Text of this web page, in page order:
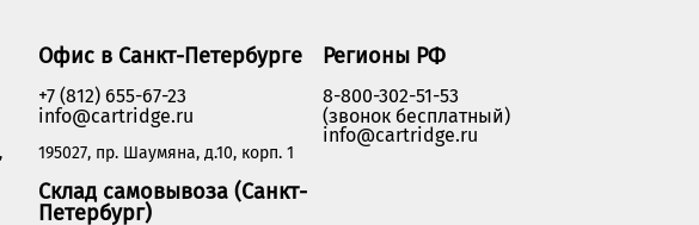
Офис в Санкт-Петербурге
+7 (812) 655-67-23
info@cartridge.ru
195027, пр. Шаумяна, д.10, корп. 1
Склад самовывоза (Санкт-
Петербург)
Регионы РФ
8-800-302-51-53
(звонок бесплатный)
info@cartridge.ru